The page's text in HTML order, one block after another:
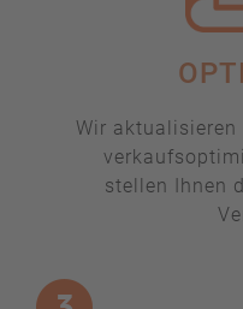
Wir
stellen Ihnen